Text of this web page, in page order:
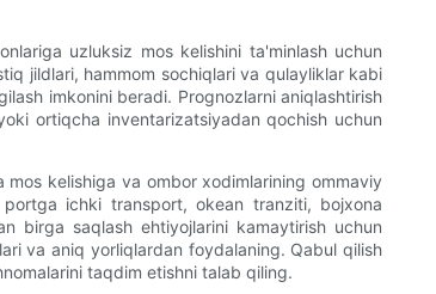
uzluksiz mos kelishini ta'minlash uchun
jildlari, hammom sochiqlari va qulayliklar kabi
imkonini beradi. Prognozlarni aniqlashtirish
ortiqcha inventarizatsiyadan qochish uchun
kelishiga va ombor xodimlarining ommaviy
ichki transport, okean tranziti, bojxona
birga saqlash ehtiyojlarini kamaytirish uchun
va aniq yorliqlardan foydalaning. Qabul qilish
taqdim etishni talab qiling.